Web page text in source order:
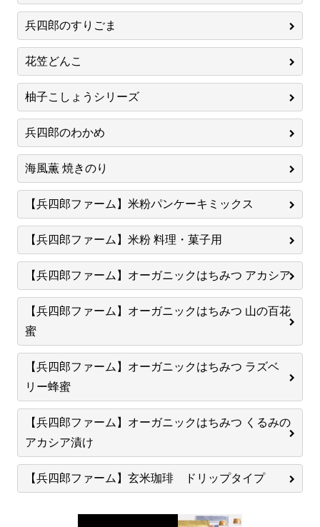
兵四郎のすりごま
花笠どんこ
柚子こしょうシリーズ
兵四郎のわかめ
海風薫 焼きのり
【兵四郎ファーム】米粉パンケーキミックス
【兵四郎ファーム】米粉 料理・菓子用
【兵四郎ファーム】オーガニックはちみつ アカシア
【兵四郎ファーム】オーガニックはちみつ 山の百花
蜜
【兵四郎ファーム】オーガニックはちみつ ラズベ
リー蜂蜜
【兵四郎ファーム】オーガニックはちみつ くるみの
アカシア漬け
【兵四郎ファーム】玄米珈琲 ドリップタイプ